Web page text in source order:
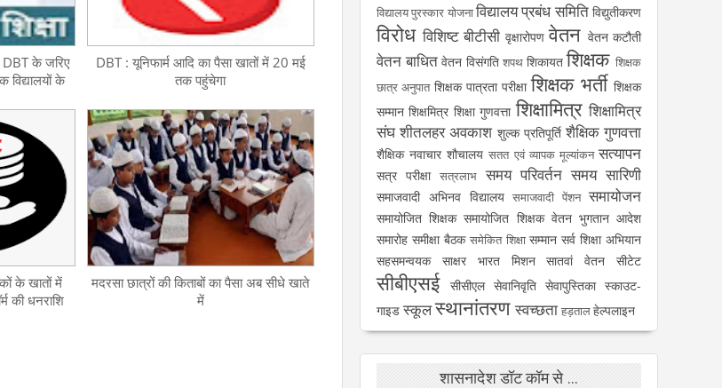
DBT के जरिए
के
DBT : यूनिफार्म आदि का पैसा खातों में 20 मई
तक पहुंचेगा
के खातों में
की धनराशि
मदरसा छात्रों की किताबों का पैसा अब सीधे खाते
में
विद्यालय पुरस्कार योजनाविद्यालय प्रबंध समिति विद्युतीकरण
विरोध विशिष्ट बीटीसी वृक्षारोपण वेतन वेतन कटौती
वेतन बाधित वेतन विसंगति शपथ शिकायत शिक्षक शिक्षक
छात्र अनुपात शिक्षक पात्रता परीक्षा शिक्षक भर्ती शिक्षक
सम्मान शिक्षमित्र शिक्षा गुणवत्ता शिक्षामित्र शिक्षामित्र
संघ शीतलहर अवकाश शुल्क प्रतिपूर्ति शैक्षिक गुणवत्ता
शैक्षिक नवाचार शौचालय सतत एवं व्यापक मूल्यांकन सत्यापन
सत्र परीक्षा सत्रलाभ समय परिवर्तन समय सारिणी
समाजवादी अभिनव विद्यालय समाजवादी पेंशन समायोजन
समायोजित शिक्षक समायोजित शिक्षक वेतन भुगतान आदेश
समारोह समीक्षा बैठक समेकित शिक्षा सम्मान सर्व शिक्षा अभियान
सहसमन्वयक
साक्षर भारत मिशन सातवां वेतन सीटेट
सीबीएसई सीसीएल सेवानिवृति सेवापुस्तिका स्काउट-
गाइड स्कूलस्थानांतरण स्वच्छता हड़तालहेल्पलाइन
शासनादेश डॉट कॉम से ...